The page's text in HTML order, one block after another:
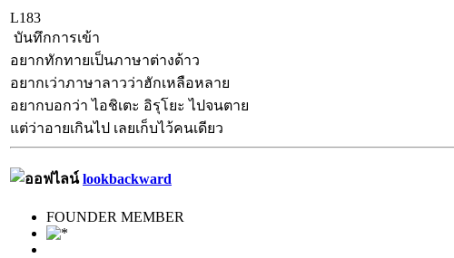
L183
บันทึกการเข้า
อยากทักทายเป็นภาษาต่างด้าว
อยากเว่าภาษาลาวว่าฮักเหลือหลาย
อยากบอกว่า ไอชิเตะ อิรุโยะ ไปจนตาย
แต่ว่าอายเกินไป เลยเก็บไว้คนเดียว
lookbackward
FOUNDER MEMBER